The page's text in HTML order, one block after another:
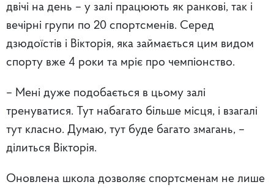
двічі на день – у залі працюють як ранкові, так і
вечірні групи по 20 спортсменів. Серед
дзюдоїстів і Вікторія, яка займається цим видом
спорту вже 4 роки та мріє про чемпіонство.
– Мені дуже подобається в цьому залі
тренуватися. Тут набагато більше місця, і взагалі
тут класно. Думаю, тут буде багато змагань, –
ділиться Вікторія.
Оновлена школа дозволяє спортсменам не лише